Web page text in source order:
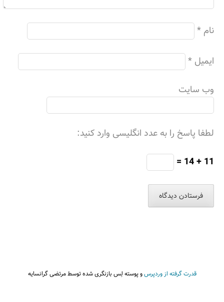
نام *
ایمیل *
وب‌ سایت
لطفا پاسخ را به عدد انگلیسی وارد کنید:
11 + 14 =
قدرت گرفته از وردپرسوپوسته لِس بازنگری شده توسط مرتضی گرانسایه